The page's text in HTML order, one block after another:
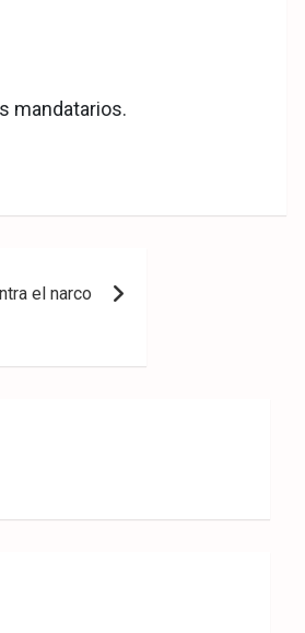
mandatarios.
el narco